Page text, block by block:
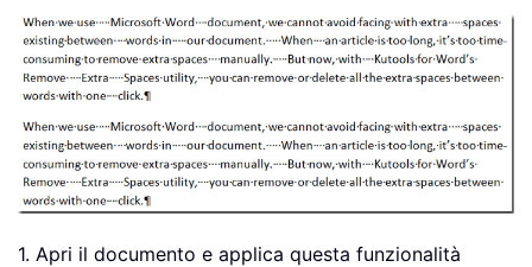
1. Apri il documento e applica questa funzionalità